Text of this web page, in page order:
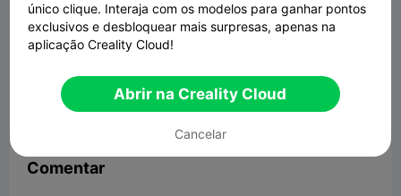
Rose Flower Decor

Comentar
único clique. Interaja com os modelos para ganhar pontos
exclusivos e desbloquear mais surpresas, apenas na
aplicação Creality Cloud!
Abrir na Creality Cloud
Cancelar